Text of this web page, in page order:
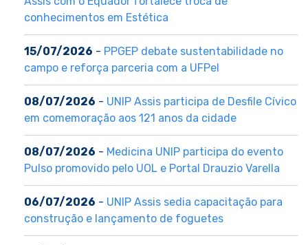
conhecimentos em Estética
15/07/2026 - PPGEP debate sustentabilidade no
campo e reforça parceria com a UFPel
08/07/2026 - UNIP Assis participa de Desfile Cívico
em comemoração aos 121 anos da cidade
08/07/2026 - Medicina UNIP participa do evento
Pulso promovido pelo UOL e Portal Drauzio Varella
06/07/2026 - UNIP Assis sedia capacitação para
construção e lançamento de foguetes